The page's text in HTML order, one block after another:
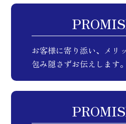
会員ログイン
お客様に寄り添い、メリ
包み隠さずお伝えします。